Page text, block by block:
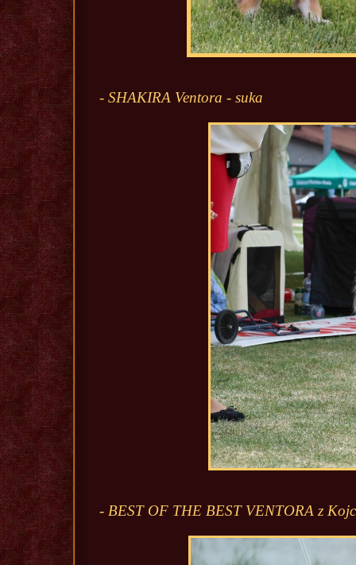
- SHAKIRA Ventora - suka
- BEST OF THE BEST VENTORA z